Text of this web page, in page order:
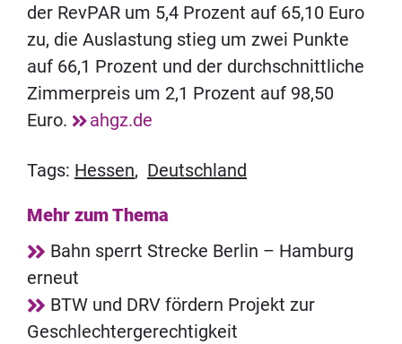
der RevPAR um 5,4 Prozent auf 65,10 Euro
zu, die Auslastung stieg um zwei Punkte
auf 66,1 Prozent und der durchschnittliche
Zimmerpreis um 2,1 Prozent auf 98,50
Euro.
ahgz.de
Tags: Hessen, Deutschland
Mehr zum Thema
Bahn sperrt Strecke Berlin – Hamburg
erneut
BTW und DRV fördern Projekt zur
Geschlechtergerechtigkeit